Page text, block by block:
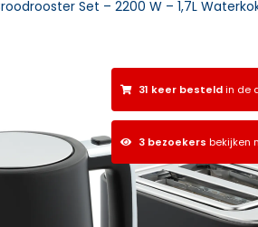
31 keer besteldin de
3 bezoekers bekijken